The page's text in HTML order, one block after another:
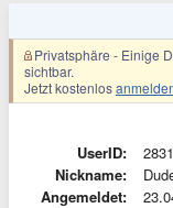
Privatsphäre - Einige
sichtbar.
Jetzt kostenlos
UserID:
Nickname:
Angemeldet: